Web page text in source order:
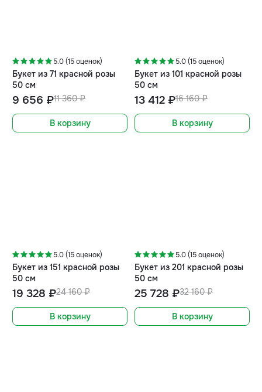
5.0 (15 оценок)
Букет из 71 красной розы
50 см
11 360 ₽
9 656 ₽
В корзину
5.0 (15 оценок)
Букет из 101 красной розы
50 см
16 160 ₽
13 412 ₽
В корзину
5.0 (15 оценок)
Букет из 151 красной розы
50 см
24 160 ₽
19 328 ₽
В корзину
5.0 (15 оценок)
Букет из 201 красной розы
50 см
32 160 ₽
25 728 ₽
В корзину